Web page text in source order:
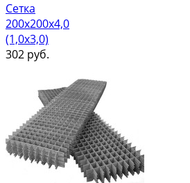
Сетка
200х200х4,0
(1,0х3,0)
302 руб.